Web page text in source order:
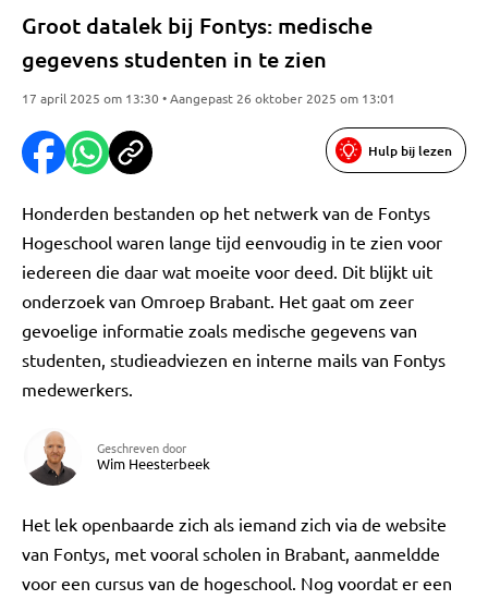
Groot datalek bij Fontys: medische
gegevens studenten in te zien
17 april 2025 om 13:30 • Aangepast 26 oktober 2025 om 13:01
Hulp bij lezen
Honderden bestanden op het netwerk van de Fontys
Hogeschool waren lange tijd eenvoudig in te zien voor
iedereen die daar wat moeite voor deed. Dit blijkt uit
onderzoek van Omroep Brabant. Het gaat om zeer
gevoelige informatie zoals medische gegevens van
studenten, studieadviezen en interne mails van Fontys
medewerkers.
Geschreven door
Wim Heesterbeek
Het lek openbaarde zich als iemand zich via de website
van Fontys, met vooral scholen in Brabant, aanmeldde
voor een cursus van de hogeschool. Nog voordat er een